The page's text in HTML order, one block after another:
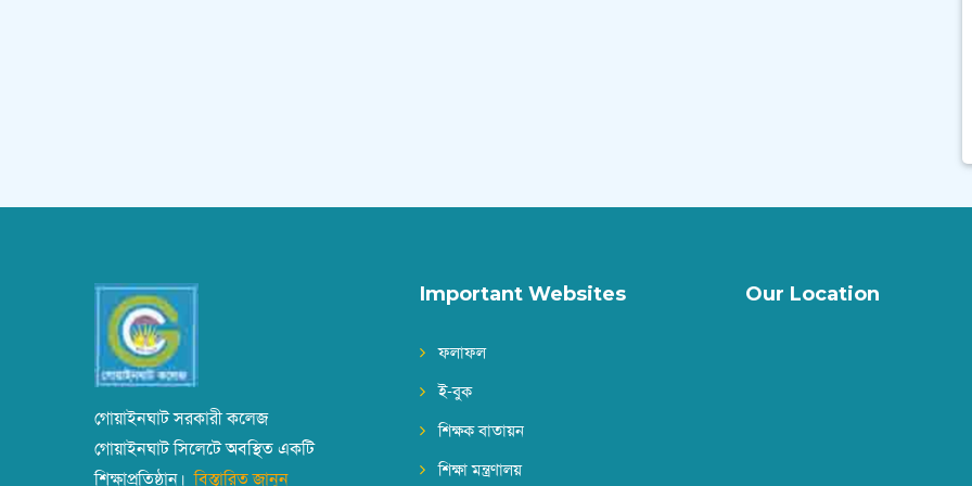
গোয়াইনঘাট সরকারী কলেজ
গোয়াইনঘাট সিলেটে অবস্থিত একটি
শিক্ষাপ্রতিষ্ঠান। বিস্তারিত জানুন
Important Websites
ফলাফল
ই-বুক
শিক্ষক বাতায়ন
শিক্ষা মন্ত্রণালয়
Our Location